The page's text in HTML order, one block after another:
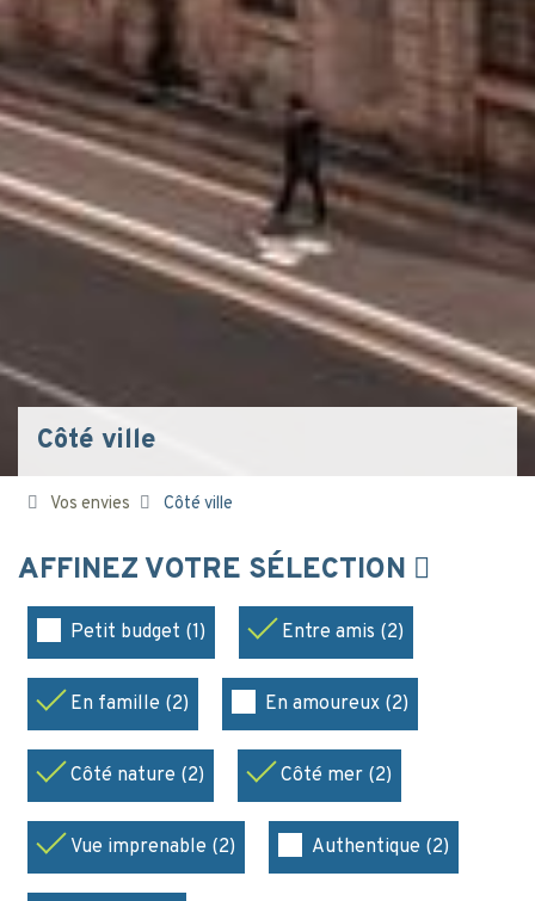
Côté ville
Vos envies Côté ville
AFFINEZ VOTRE SÉLECTION
Petit budget (1) Entre amis (2)
En famille (2) En amoureux (2)
Côté nature (2) Côté mer (2)
Vue imprenable (2) Authentique (2)